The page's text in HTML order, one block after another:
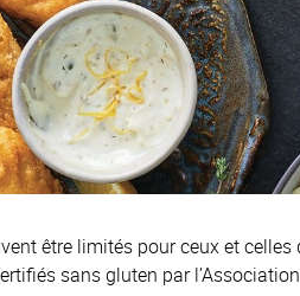
être limités pour ceux et
sans gluten par